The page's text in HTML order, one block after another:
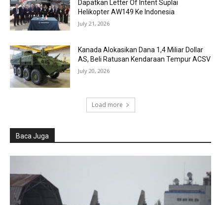
Dapatkan Letter Of Intent Suplai
Helikopter AW149 Ke Indonesia
July 21, 2026
Kanada Alokasikan Dana 1,4 Miliar Dollar
AS, Beli Ratusan Kendaraan Tempur ACSV
July 20, 2026
Load more
Baca Juga